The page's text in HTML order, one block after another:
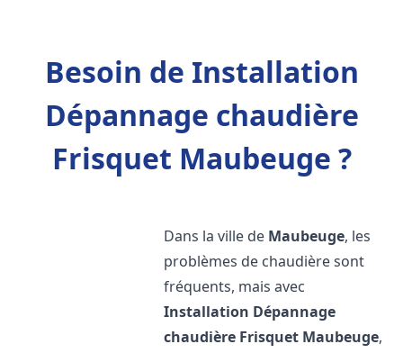
Besoin de Installation
Dépannage chaudière
Frisquet Maubeuge ?
Dans la ville de Maubeuge, les
problèmes de chaudière sont
fréquents, mais avec
Installation Dépannage
chaudière Frisquet Maubeuge,